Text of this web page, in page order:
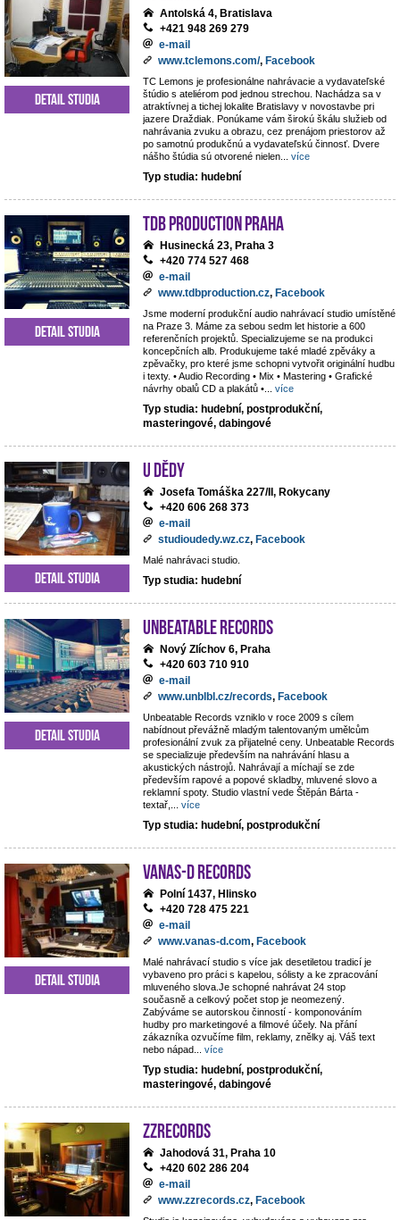
Antolská 4, Bratislava
+421 948 269 279
e-mail
www.tclemons.com/, Facebook
TC Lemons je profesionálne nahrávacie a vydavateľské
štúdio s ateliérom pod jednou strechou. Nachádza sa v
atraktívnej a tichej lokalite Bratislavy v novostavbe pri
jazere Draždiak. Ponúkame vám širokú škálu služieb od
nahrávania zvuku a obrazu, cez prenájom priestorov až
po samotnú produkčnú a vydavateľskú činnosť. Dvere
nášho štúdia sú otvorené nielen
více
Typ studia: hudební
Detail studia
TdB Production Praha
Husinecká 23, Praha 3
+420 774 527 468
e-mail
www.tdbproduction.cz, Facebook
Jsme moderní produkční audio nahrávací studio umístěné
na Praze 3. Máme za sebou sedm let historie a 600
referenčních projektů. Specializujeme se na produkci
koncepčních alb. Produkujeme také mladé zpěváky a
zpěvačky, pro které jsme schopni vytvořit originální hudbu
i texty. • Audio Recording • Mix • Mastering • Grafické
návrhy obalů CD a plakátů •
více
Typ studia: hudební, postprodukční,
masteringové, dabingové
Detail studia
U dědy
Josefa Tomáška 227/II, Rokycany
+420 606 268 373
e-mail
studioudedy.wz.cz, Facebook
Malé nahrávaci studio.
Typ studia: hudební
Detail studia
Unbeatable Records
Nový Zlíchov 6, Praha
+420 603 710 910
e-mail
www.unblbl.cz/records, Facebook
Unbeatable Records vzniklo v roce 2009 s cílem
nabídnout převážně mladým talentovaným umělcům
profesionální zvuk za přijatelné ceny. Unbeatable Records
se specializuje především na nahrávání hlasu a
akustických nástrojů. Nahrávají a míchají se zde
především rapové a popové skladby, mluvené slovo a
reklamní spoty. Studio vlastní vede Štěpán Bárta -
textař,
více
Typ studia: hudební, postprodukční
Detail studia
VANAS-D Records
Polní 1437, Hlinsko
+420 728 475 221
e-mail
www.vanas-d.com, Facebook
Malé nahrávací studio s více jak desetiletou tradicí je
vybaveno pro práci s kapelou, sólisty a ke zpracování
mluveného slova.Je schopné nahrávat 24 stop
současně a celkový počet stop je neomezený.
Zabýváme se autorskou činností - komponováním
hudby pro marketingové a filmové účely. Na přání
zákazníka ozvučíme film, reklamy, znělky aj. Váš text
nebo nápad
více
Typ studia: hudební, postprodukční,
masteringové, dabingové
Detail studia
ZZrecords
Jahodová 31, Praha 10
+420 602 286 204
e-mail
www.zzrecords.cz, Facebook